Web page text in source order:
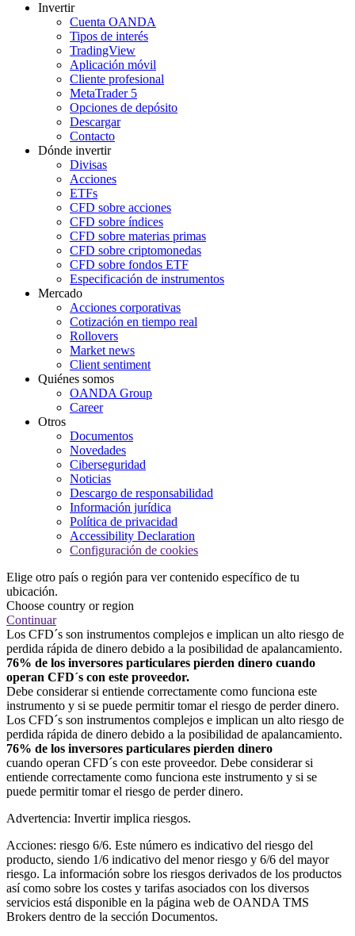
Invertir
Cuenta OANDA
Tipos de interés
TradingView
Aplicación móvil
Cliente profesional
MetaTrader 5
Opciones de depósito
Descargar
Contacto
Dónde invertir
Divisas
Acciones
ETFs
CFD sobre acciones
CFD sobre índices
CFD sobre materias primas
CFD sobre criptomonedas
CFD sobre fondos ETF
Especificación de instrumentos
Mercado
Acciones corporativas
Cotización en tiempo real
Rollovers
Market news
Client sentiment
Quiénes somos
OANDA Group
Career
Otros
Documentos
Novedades
Ciberseguridad
Noticias
Descargo de responsabilidad
Información jurídica
Política de privacidad
Accessibility Declaration
Configuración de cookies
Elige otro país o región para ver contenido específico de tu
ubicación.
Choose country or region
Continuar
Los CFD´s son instrumentos complejos e implican un alto riesgo de
perdida rápida de dinero debido a la posibilidad de apalancamiento.
76% de los inversores particulares pierden dinero cuando
operan CFD´s con este proveedor.
Debe considerar si entiende correctamente como funciona este
instrumento y si se puede permitir tomar el riesgo de perder dinero.
Los CFD´s son instrumentos complejos e implican un alto riesgo de
perdida rápida de dinero debido a la posibilidad de apalancamiento.
76% de los inversores particulares pierden dinero
cuando operan CFD´s con este proveedor. Debe considerar si
entiende correctamente como funciona este instrumento y si se
puede permitir tomar el riesgo de perder dinero.
Advertencia: Invertir implica riesgos.
Acciones: riesgo 6/6. Este número es indicativo del riesgo del
producto, siendo 1/6 indicativo del menor riesgo y 6/6 del mayor
riesgo. La información sobre los riesgos derivados de los productos
así como sobre los costes y tarifas asociados con los diversos
servicios está disponible en la página web de OANDA TMS
Brokers dentro de la sección Documentos.